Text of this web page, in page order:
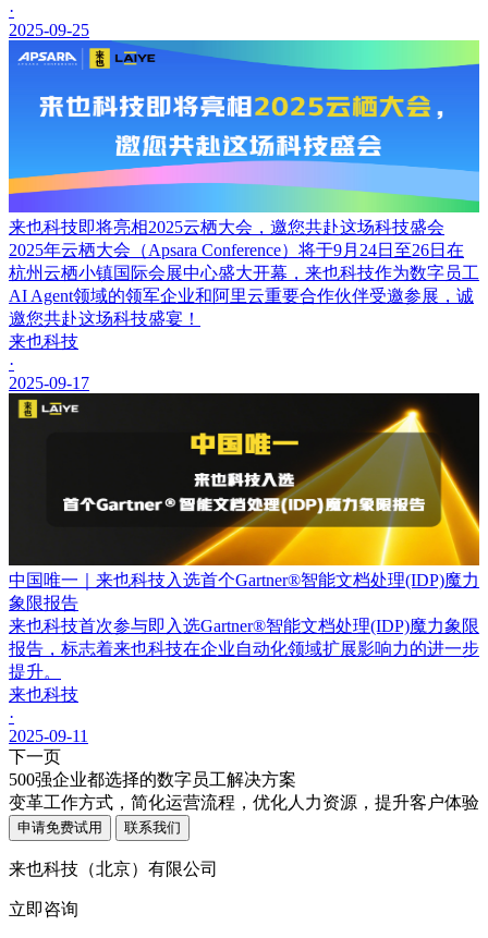
·
2025-09-25
来也科技即将亮相2025云栖大会，邀您共赴这场科技盛会
2025年云栖大会（Apsara Conference）将于9月24日至26日在
杭州云栖小镇国际会展中心盛大开幕，来也科技作为数字员工
AI Agent领域的领军企业和阿里云重要合作伙伴受邀参展，诚
邀您共赴这场科技盛宴！
来也科技
·
2025-09-17
中国唯一｜来也科技入选首个Gartner®智能文档处理(IDP)魔力
象限报告
来也科技首次参与即入选Gartner®智能文档处理(IDP)魔力象限
报告，标志着来也科技在企业自动化领域扩展影响力的进一步
提升。
来也科技
·
2025-09-11
下一页
500强企业都选择的数字员工解决方案
变革工作方式，简化运营流程，优化人力资源，提升客户体验
申请免费试用 联系我们
来也科技（北京）有限公司
立即咨询